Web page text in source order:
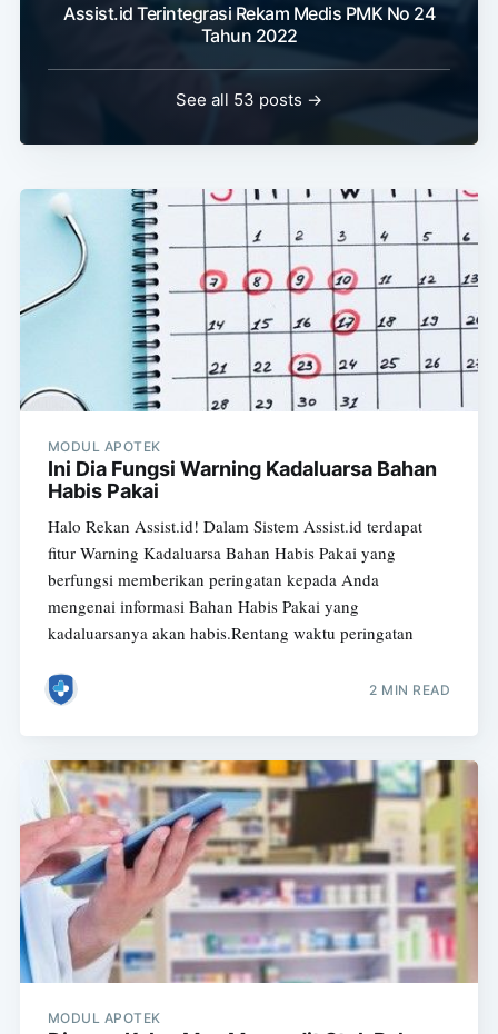
Assist.id Terintegrasi Rekam Medis PMK No 24
Tahun 2022
See all 53 posts →
MODUL APOTEK
Ini Dia Fungsi Warning Kadaluarsa Bahan
Habis Pakai
Halo Rekan Assist.id! Dalam Sistem Assist.id terdapat
fitur Warning Kadaluarsa Bahan Habis Pakai yang
berfungsi memberikan peringatan kepada Anda
mengenai informasi Bahan Habis Pakai yang
kadaluarsanya akan habis.Rentang waktu peringatan
2 MIN READ
MODUL APOTEK